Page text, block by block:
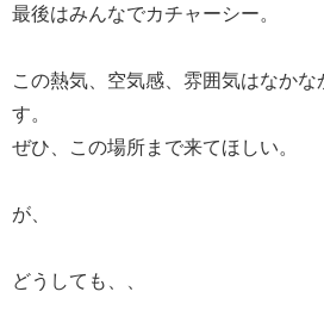
最後はみんなでカチャーシー。
この熱気、空気感、雰囲気はなか
す。
ぜひ、この場所まで来てほしい。
が、
どうしても、、